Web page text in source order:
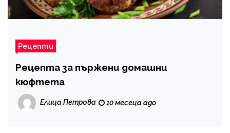
Рецепти
Рецепта за пържени домашни
кюфтета
Елица Петрова 10 месеца ago